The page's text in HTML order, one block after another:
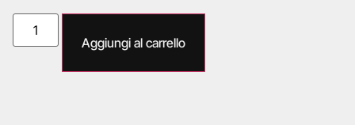
Aggiungi al carrello